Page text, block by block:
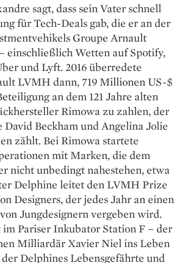
sagt, dass sein ­Vater schnell
für Tech-Deals gab, die er an der
Groupe Arnault
einschließlich Wetten auf Spotify,
und Lyft. 2016 überredete
LVMH dann, 719 Millionen US-$
an dem 121 Jahre alten
Rimowa zu zahlen, der
Beckham und Angelina Jolie
zählt. Bei Rimowa startete
mit Marken, die dem
nicht unbedingt nahestehen, etwa
Delphine leitet den LVMH Prize
Designers, der jedes Jahr an einen
Jungdesignern vergeben wird.
Pariser ­Inkubator Station F – der
Milliardär Xavier Niel ins Leben
Delphines Lebensgefährte und